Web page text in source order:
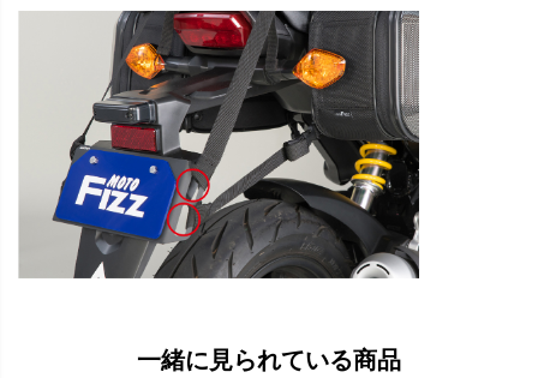
一緒に見られている商品